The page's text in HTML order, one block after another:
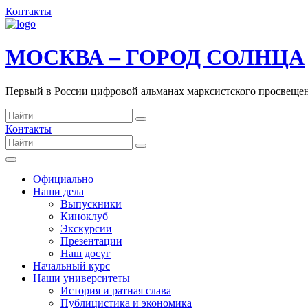
Контакты
МОСКВА – ГОРОД СОЛНЦА
Первый в России цифровой альманах марксистского
Контакты
Официально
Наши дела
Выпускники
Киноклуб
Экскурсии
Презентации
Наш досуг
Начальный курс
Наши университеты
История и ратная слава
Публицистика и экономика